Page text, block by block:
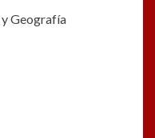
Geografía